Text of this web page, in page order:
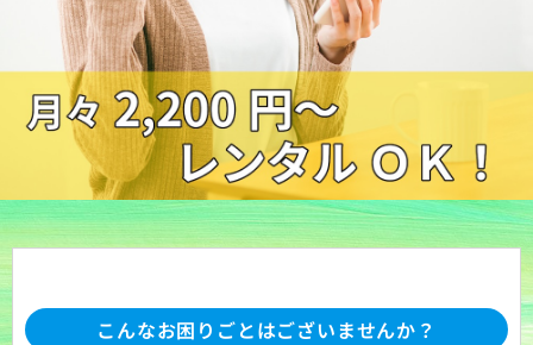
こんなお困りごとはございませんか？